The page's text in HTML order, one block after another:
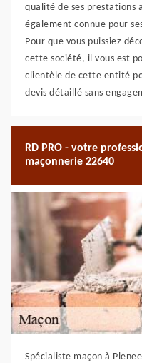
qualité de ses prestations
également connue pour
Pour que vous puissiez
cette société, il vous est
clientèle de cette entité
devis détaillé sans
RD PRO - votre
maçonnerie 22640
Spécialiste maçon à